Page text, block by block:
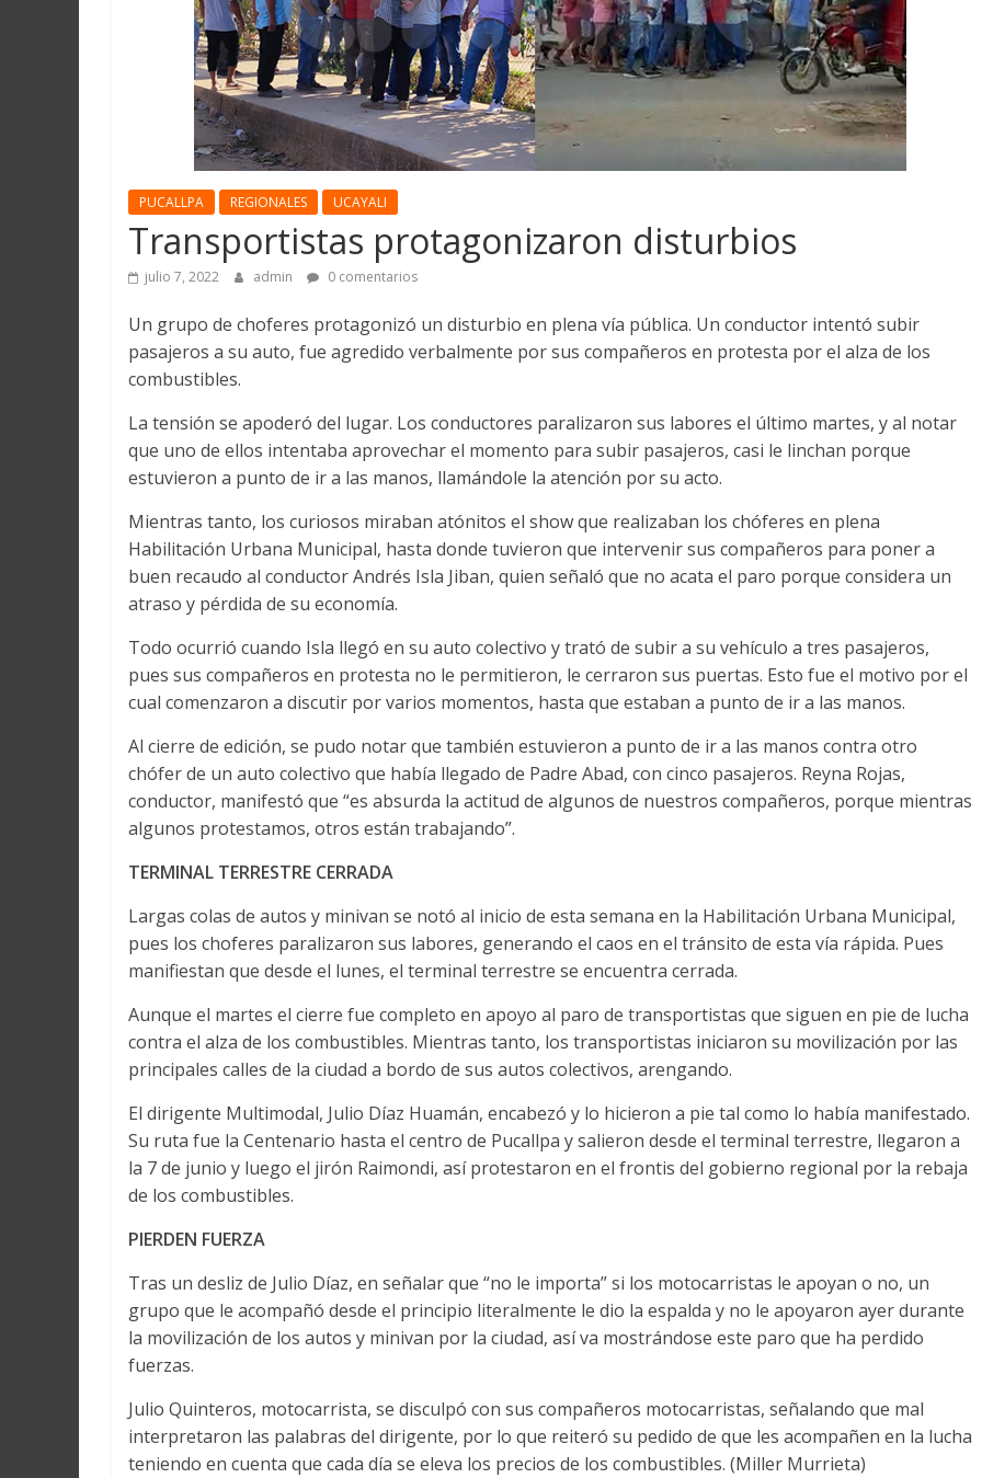
PUCALLPA REGIONALES UCAYALI
Transportistas protagonizaron disturbios
julio 7, 2022 admin 0 comentarios
Un grupo de choferes protagonizó un disturbio en plena vía pública. Un conductor intentó subir
pasajeros a su auto, fue agredido verbalmente por sus compañeros en protesta por el alza de los
combustibles.
La tensión se apoderó del lugar. Los conductores paralizaron sus labores el último martes, y al notar
que uno de ellos intentaba aprovechar el momento para subir pasajeros, casi le linchan porque
estuvieron a punto de ir a las manos, llamándole la atención por su acto.
Mientras tanto, los curiosos miraban atónitos el show que realizaban los chóferes en plena
Habilitación Urbana Municipal, hasta donde tuvieron que intervenir sus compañeros para poner a
buen recaudo al conductor Andrés Isla Jiban, quien señaló que no acata el paro porque considera un
atraso y pérdida de su economía.
Todo ocurrió cuando Isla llegó en su auto colectivo y trató de subir a su vehículo a tres pasajeros,
pues sus compañeros en protesta no le permitieron, le cerraron sus puertas. Esto fue el motivo por el
cual comenzaron a discutir por varios momentos, hasta que estaban a punto de ir a las manos.
Al cierre de edición, se pudo notar que también estuvieron a punto de ir a las manos contra otro
chófer de un auto colectivo que había llegado de Padre Abad, con cinco pasajeros. Reyna Rojas,
conductor, manifestó que “es absurda la actitud de algunos de nuestros compañeros, porque mientras
algunos protestamos, otros están trabajando”.
TERMINAL TERRESTRE CERRADA
Largas colas de autos y minivan se notó al inicio de esta semana en la Habilitación Urbana Municipal,
pues los choferes paralizaron sus labores, generando el caos en el tránsito de esta vía rápida. Pues
manifiestan que desde el lunes, el terminal terrestre se encuentra cerrada.
Aunque el martes el cierre fue completo en apoyo al paro de transportistas que siguen en pie de lucha
contra el alza de los combustibles. Mientras tanto, los transportistas iniciaron su movilización por las
principales calles de la ciudad a bordo de sus autos colectivos, arengando.
El dirigente Multimodal, Julio Díaz Huamán, encabezó y lo hicieron a pie tal como lo había manifestado.
Su ruta fue la Centenario hasta el centro de Pucallpa y salieron desde el terminal terrestre, llegaron a
la 7 de junio y luego el jirón Raimondi, así protestaron en el frontis del gobierno regional por la rebaja
de los combustibles.
PIERDEN FUERZA
Tras un desliz de Julio Díaz, en señalar que “no le importa” si los motocarristas le apoyan o no, un
grupo que le acompañó desde el principio literalmente le dio la espalda y no le apoyaron ayer durante
la movilización de los autos y minivan por la ciudad, así va mostrándose este paro que ha perdido
fuerzas.
Julio Quinteros, motocarrista, se disculpó con sus compañeros motocarristas, señalando que mal
interpretaron las palabras del dirigente, por lo que reiteró su pedido de que les acompañen en la lucha
teniendo en cuenta que cada día se eleva los precios de los combustibles. (Miller Murrieta)